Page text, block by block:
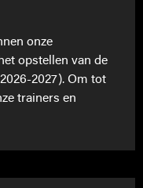
onze
opstellen van de
2027). Om tot
trainers en